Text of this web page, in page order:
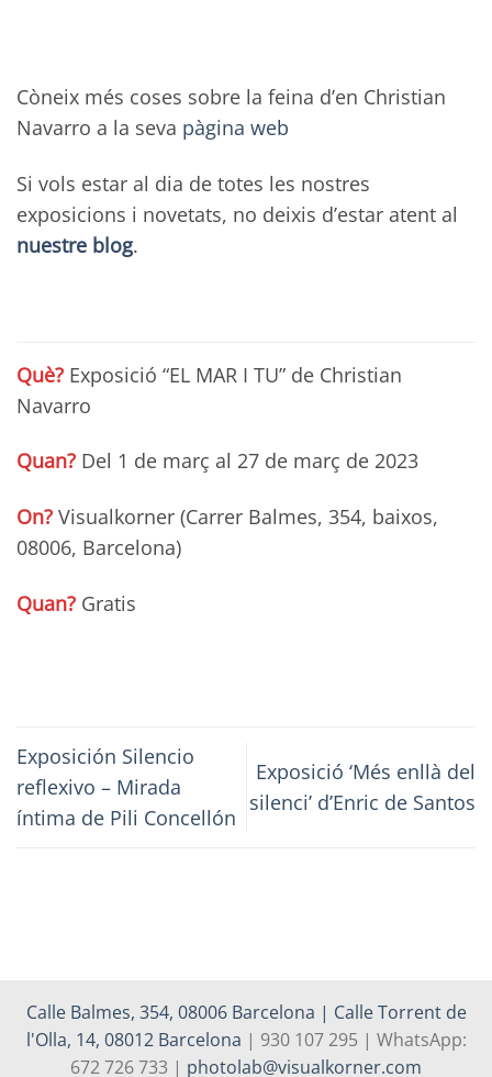
Còneix més coses sobre la feina d’en Christian
Navarro a la seva pàgina web
Si vols estar al dia de totes les nostres
exposicions i novetats, no deixis d’estar atent al
nuestre blog.
Què? Exposició “EL MAR I TU” de Christian
Navarro
Quan? Del 1 de març al 27 de març de 2023
On? Visualkorner (Carrer Balmes, 354, baixos,
08006, Barcelona)
Quan? Gratis
Exposición Silencio
reflexivo – Mirada
íntima de Pili Concellón
Exposició ‘Més enllà del
silenci’ d’Enric de Santos
Calle Balmes, 354, 08006 Barcelona | Calle Torrent de
l'Olla, 14, 08012 Barcelona | 930 107 295 | WhatsApp:
672 726 733 | photolab@visualkorner.com